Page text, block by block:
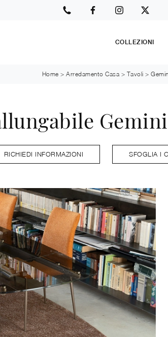
COLLEZIONI
Home >Arredamento Casa > Tavoli >
RICHIEDI INFORMAZIONI SFOGLIA I